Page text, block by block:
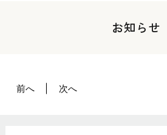
お知らせ
前へ 次へ